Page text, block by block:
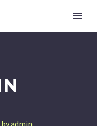
admin